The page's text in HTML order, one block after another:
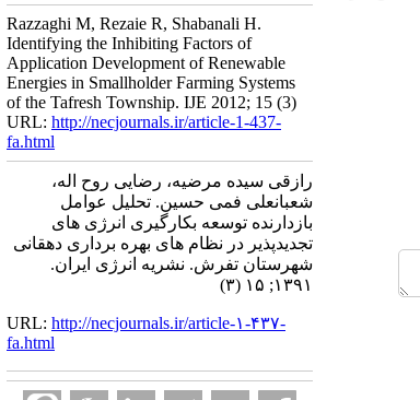
Razzaghi M, Rezaie R, Shabanali H.
Identifying the Inhibiting Factors of
Application Development of Renewable
Energies in Smallholder Farming Systems
of the Tafresh Township. IJE 2012; 15 (3)
URL: http://necjournals.ir/article-1-437-
fa.html
رازقی سیده مرضیه، رضایی روح اله،
شعبانعلی فمی حسین. تحلیل عوامل
بازدارنده توسعه بکارگیری انرژی های
تجدیدپذیر در نظام های بهره برداری دهقانی
شهرستان تفرش. نشریه انرژی ایران.
۱۳۹۱; ۱۵ (۳)
URL: http://necjournals.ir/article-۱-۴۳۷-
fa.html